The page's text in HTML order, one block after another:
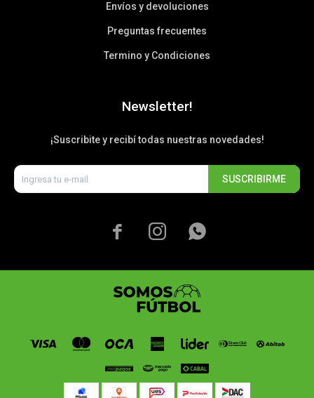
Envíos y devoluciones
Preguntas frecuentes
Termino y Condiciones
Newsletter!
¡Suscribite y recibí todas nuestras novedades!
SUSCRIBIRME
  